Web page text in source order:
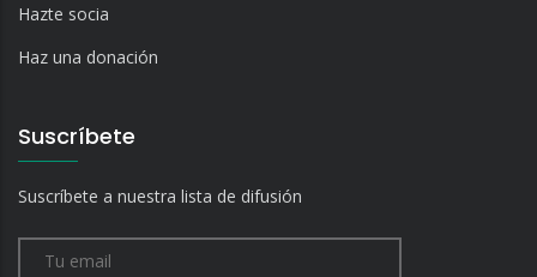
Hazte socia
Haz una donación
Suscríbete
Suscríbete a nuestra lista de difusión